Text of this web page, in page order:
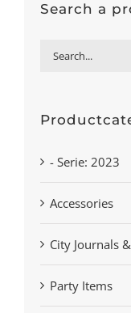
Search a
- Serie: 2023
Accessories
City Journals
Party Items